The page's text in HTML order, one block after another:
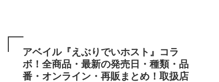
アベイル『えぶりでいホスト』コラ
ボ！全商品・最新の発売日・種類・品
番・オンライン・再販まとめ！取扱店